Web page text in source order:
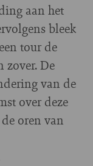
aan het
bleek
tour de
zover. De
van de
over deze
oren van